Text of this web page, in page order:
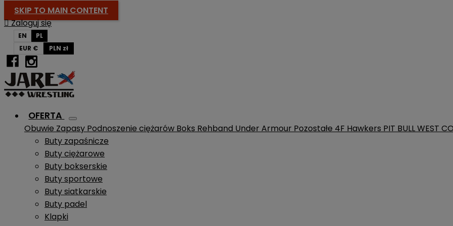
SKIP TO MAIN CONTENT
Zaloguj się
EN
PL
EUR €
PLN zł
OFERTA
Obuwie Zapasy Podnoszenie ciężarów Boks Rehband Under Armour Pozostałe 4F Hawkers PIT BULL WEST
Buty zapaśnicze
Buty ciężarowe
Buty bokserskie
Buty sportowe
Buty siatkarskie
Buty padel
Klapki